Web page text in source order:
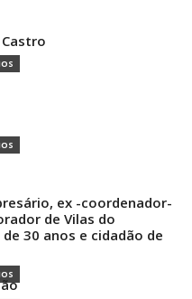
ex -coordenador-
de Vilas do
30 anos e cidadão de